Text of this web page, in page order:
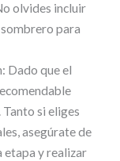
olvides incluir
para
Dado que el
si eliges
asegúrate de
etapa y realizar